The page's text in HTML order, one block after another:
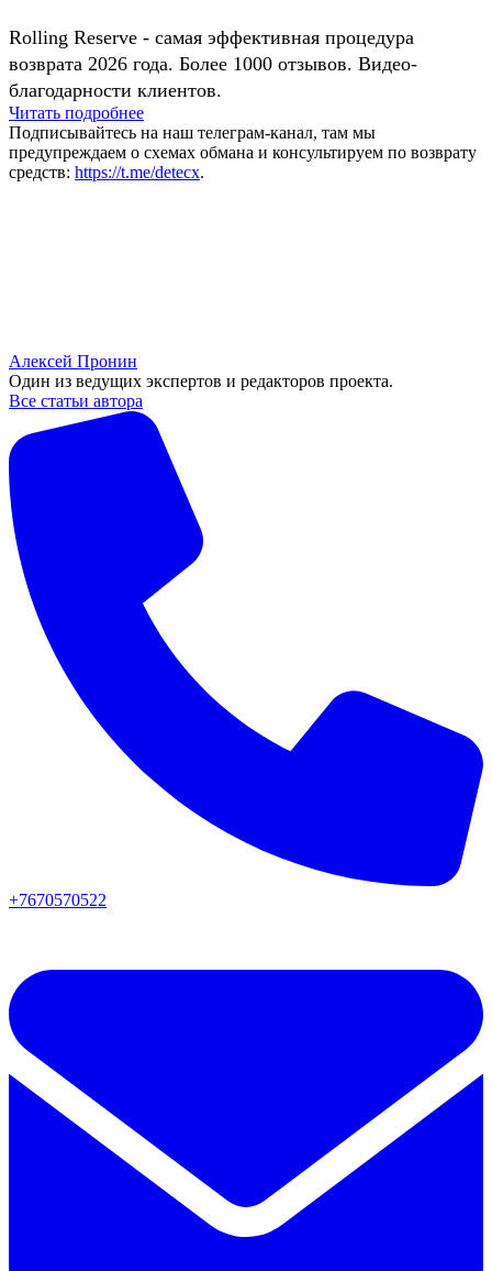
Rolling Reserve - самая эффективная процедура
возврата 2026 года. Более 1000 отзывов. Видео-
благодарности клиентов.
Читать подробнее
Подписывайтесь на наш телеграм-канал, там мы
предупреждаем о схемах обмана и консультируем по возврату
средств: https://t.me/detecx.
Алексей Пронин
Один из ведущих экспертов и редакторов проекта.
Все статьи автора
+7670570522